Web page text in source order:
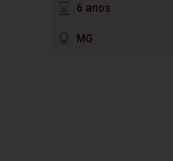
6 anos
MG